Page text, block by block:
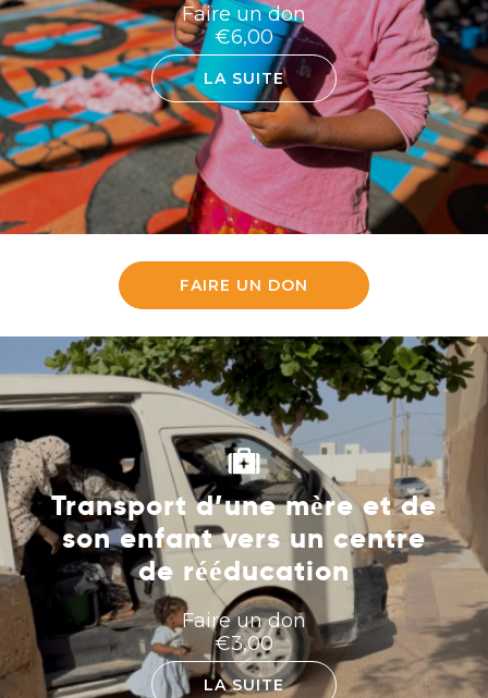
Faire un don
€6,00
LA SUITE
FAIRE UN DON
Transport d’une mère et de
son enfant vers un centre
de rééducation
Faire un don
€3,00
LA SUITE